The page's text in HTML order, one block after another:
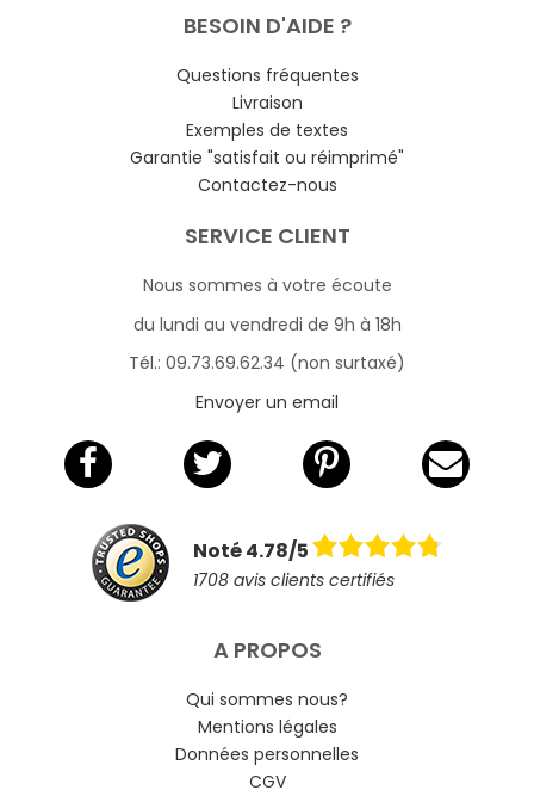
BESOIN D'AIDE ?
Questions fréquentes
Livraison
Exemples de textes
Garantie "satisfait ou réimprimé"
Contactez-nous
SERVICE CLIENT
Nous sommes à votre écoute
du lundi au vendredi de 9h à 18h
Tél.: 09.73.69.62.34 (non surtaxé)
Envoyer un email
Noté 4.78/5
1708 avis clients certifiés
A PROPOS
Qui sommes nous?
Mentions légales
Données personnelles
CGV